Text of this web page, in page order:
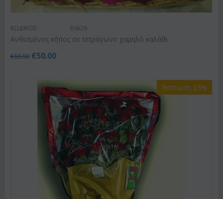
ΚΩΔΙΚΟΣ: Bsk26
Ανθισμένος κήπος σε τετράγωνο χαμηλό καλάθι
€60.00 €50.00
Έκπτωση 23%